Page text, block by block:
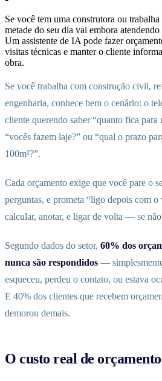
Se você tem uma construtora ou
metade do seu dia vai embora
Um assistente de IA pode fazer
visitas técnicas e manter o cliente
obra.
Se você trabalha com construção civil,
engenharia, conhece bem o cenário: o
cliente querendo saber “quanto fica
“vocês fazem laje?” ou “qual o prazo
100m²?”.
Cada orçamento exige que você pare o
perguntas, e prometa “ligo depois com
calcular, anotar, e ligar de volta — se não
Segundo dados do setor, 60% dos
nunca são respondidos —
esqueceu, perdeu o contato, ou estava
E 40% dos clientes que recebem
demorou demais.
O custo real de